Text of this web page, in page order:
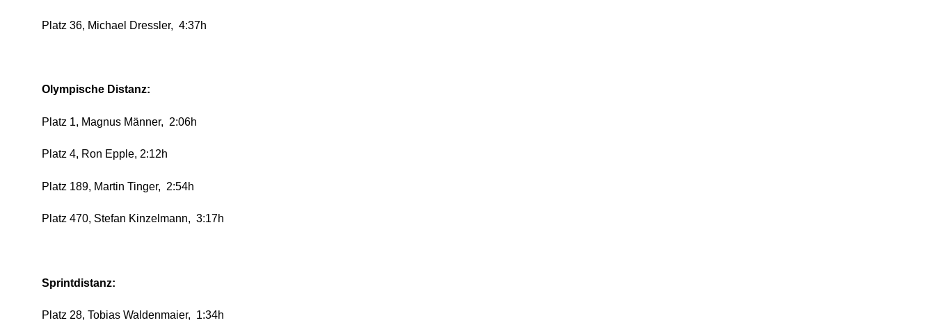
Platz 36, Michael Dressler, 4:37h
Olympische Distanz:
Platz 1, Magnus Männer, 2:06h
Platz 4, Ron Epple, 2:12h
Platz 189, Martin Tinger, 2:54h
Platz 470, Stefan Kinzelmann, 3:17h
Sprintdistanz:
Platz 28, Tobias Waldenmaier, 1:34h